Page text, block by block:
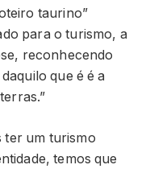
taurino”
para o turismo, a
reconhecendo
que é é a
ter um turismo
temos que